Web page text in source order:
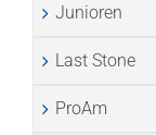
Junioren
Last Stone
ProAm